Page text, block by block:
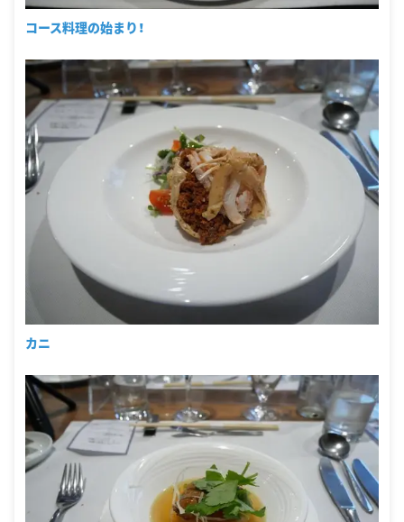
コース料理の始まり！
カニ